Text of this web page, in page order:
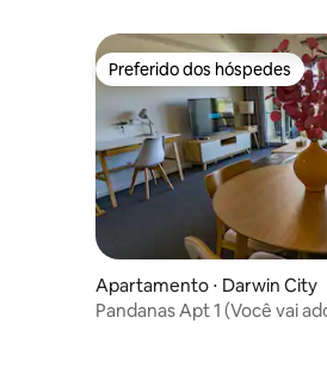
Preferido dos hóspedes
Preferido dos hóspedes
Apartamento ⋅ Darwin City
Pandanas Apt 1 (Você vai